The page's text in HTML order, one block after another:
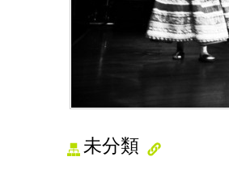
未分類